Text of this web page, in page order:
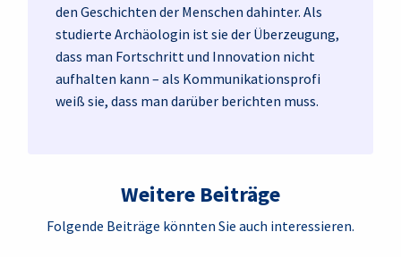
den Geschichten der Menschen dahinter. Als
studierte Archäologin ist sie der Überzeugung,
dass man Fortschritt und Innovation nicht
aufhalten kann – als Kommunikationsprofi
weiß sie, dass man darüber berichten muss.
Weitere Beiträge
Folgende Beiträge könnten Sie auch interessieren.